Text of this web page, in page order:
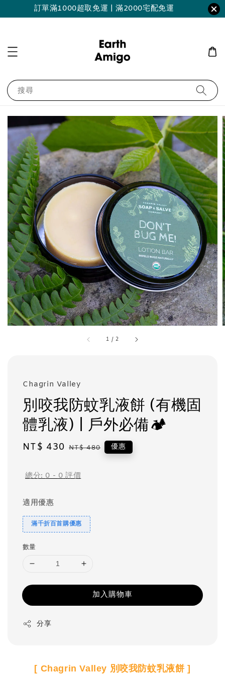
訂單滿1000超取免運 | 滿2000宅配免運
搜尋
1 /2
Chagrin Valley
別咬我防蚊乳液餅 (有機固
體乳液) | 戶外必備🏕
Sale
NT$ 430 Regular
NT$ 480 優惠
總分:0-0評價
適用優惠
滿千折百首購優惠
數量
加入購物車
分享
[ Chagrin Valley 別咬我防蚊乳液餅 ]